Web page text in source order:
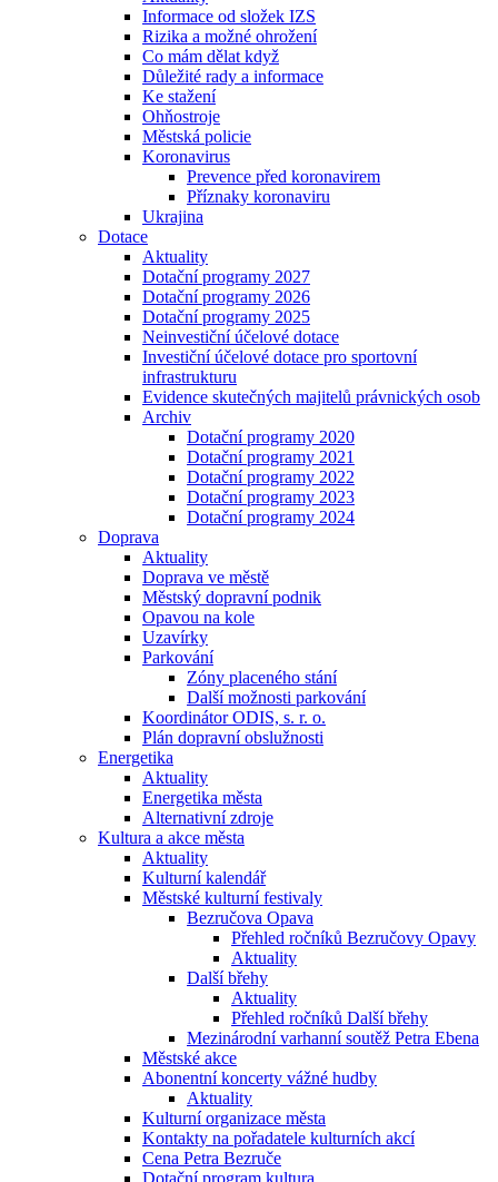
Informace od složek IZS
Rizika a možné ohrožení
Co mám dělat když
Důležité rady a informace
Ke stažení
Ohňostroje
Městská policie
Koronavirus
Prevence před koronavirem
Příznaky koronaviru
Ukrajina
Dotace
Aktuality
Dotační programy 2027
Dotační programy 2026
Dotační programy 2025
Neinvestiční účelové dotace
Investiční účelové dotace pro sportovní
infrastrukturu
Evidence skutečných majitelů právnických osob
Archiv
Dotační programy 2020
Dotační programy 2021
Dotační programy 2022
Dotační programy 2023
Dotační programy 2024
Doprava
Aktuality
Doprava ve městě
Městský dopravní podnik
Opavou na kole
Uzavírky
Parkování
Zóny placeného stání
Další možnosti parkování
Koordinátor ODIS, s. r. o.
Plán dopravní obslužnosti
Energetika
Aktuality
Energetika města
Alternativní zdroje
Kultura a akce města
Aktuality
Kulturní kalendář
Městské kulturní festivaly
Bezručova Opava
Přehled ročníků Bezručovy Opavy
Aktuality
Další břehy
Aktuality
Přehled ročníků Další břehy
Mezinárodní varhanní soutěž Petra Ebena
Městské akce
Abonentní koncerty vážné hudby
Aktuality
Kulturní organizace města
Kontakty na pořadatele kulturních akcí
Cena Petra Bezruče